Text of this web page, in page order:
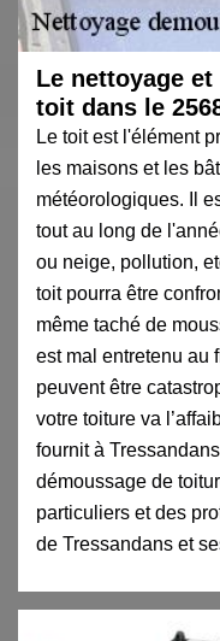
Le nettoyage
toit dans le
Le toit est l'élément
les maisons et les
météorologiques. Il
tout au long de
ou neige, pollution,
toit pourra être
même taché de
est mal entretenu au
peuvent être
votre toiture va
fournit à
démoussage de
particuliers et des
de Tressandans et